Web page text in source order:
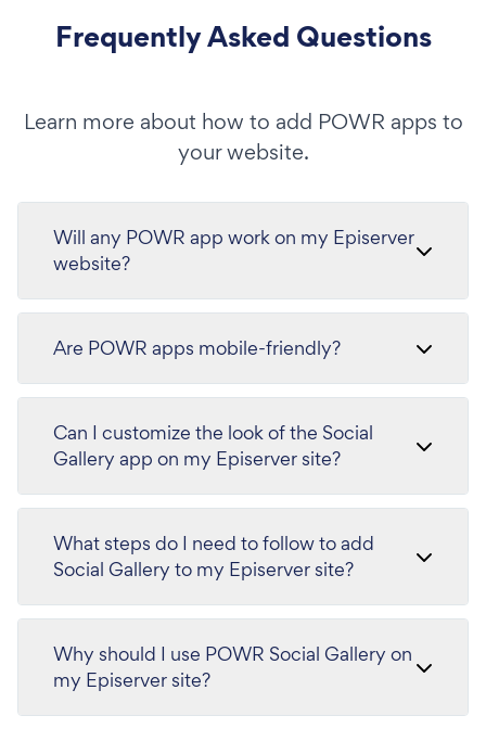
Frequently Asked Questions
Learn more about how to add POWR apps to
your website.
Will any POWR app work on my Episerver
website?
Are POWR apps mobile-friendly?
Can I customize the look of the Social
Gallery app on my Episerver site?
What steps do I need to follow to add
Social Gallery to my Episerver site?
Why should I use POWR Social Gallery on
my Episerver site?